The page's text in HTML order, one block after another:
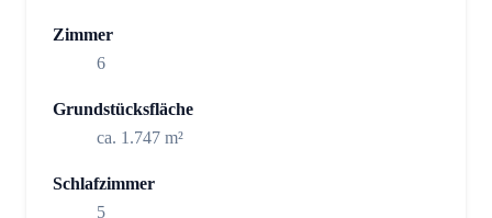
Zimmer
6
Grundstücksfläche
ca. 1.747 m²
Schlafzimmer
5